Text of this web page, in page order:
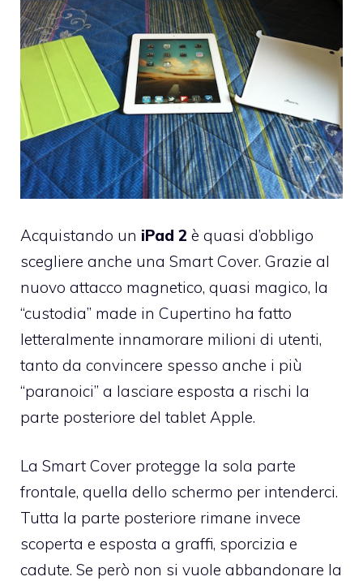
Acquistando un iPad 2 è quasi d’obbligo
scegliere anche una Smart Cover. Grazie al
nuovo attacco magnetico, quasi magico, la
“custodia” made in Cupertino ha fatto
letteralmente innamorare milioni di utenti,
tanto da convincere spesso anche i più
“paranoici” a lasciare esposta a rischi la
parte posteriore del tablet Apple.
La Smart Cover protegge la sola parte
frontale, quella dello schermo per intenderci.
Tutta la parte posteriore rimane invece
scoperta e esposta a graffi, sporcizia e
cadute. Se però non si vuole abbandonare la